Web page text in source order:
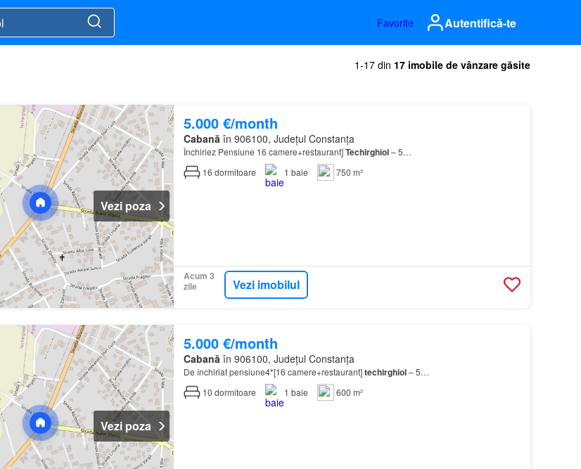
Favorite Autentifică-te
1-17 din 17 imobile de vânzare găsite
Vezi poza
5.000 €/month
Cabanăîn 906100, Județul Constanța
Închiriez Pensiune 16 camere+restaurant]Techirghiol– 5…
16 dormitoare 1 baie 750 m²
Acum 3
zile
Vezi imobilul
Vezi poza
5.000 €/month
Cabană în 906100, Județul Constanța
De închiriat pensiune4*[16 camere+restaurant]techirghiol– 5…
10 dormitoare 1 baie 600 m²